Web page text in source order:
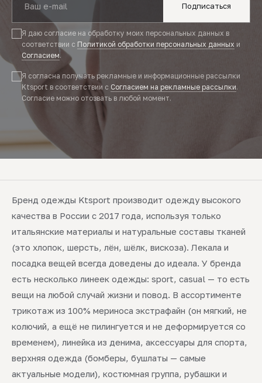
Подписаться
Я даю согласие на обработку моих персональных данных в
соответствии с Политикой обработки персональных данных и
Согласием.
Я согласна получать рекламные и информационные рассылки
Ktsport в соответствии с Согласием на рекламные рассылки.
Согласие можно отозвать в любой момент.
Бренд одежды Ktsport производит одежду высокого
качества в России с 2017 года, используя только
итальянские материалы и натуральные составы тканей
(это хлопок, шерсть, лён, шёлк, вискоза). Лекала и
посадка вещей всегда доведены до идеала. У бренда
есть несколько линеек одежды: sport, casual — то есть
вещи на любой случай жизни и повод. В ассортименте
трикотаж из 100% мериноса экстрафайн (он мягкий, не
колючий, а ещё не пилингуется и не деформируется со
временем), линейка из денима, аксессуары для спорта,
верхняя одежда (бомберы, бушлаты — самые
актуальные модели), костюмная группа, рубашки и